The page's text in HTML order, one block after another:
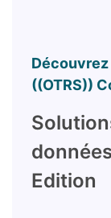
((OTRS))
Edition